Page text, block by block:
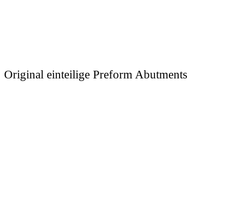
Original einteilige Preform Abutments